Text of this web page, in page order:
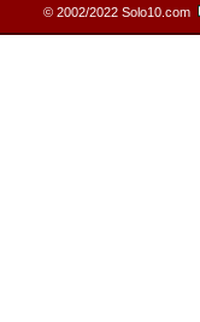
© 2002/2022 Solo10.com